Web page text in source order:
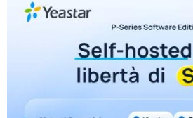
Certificazioni
PROMO ATTIVE